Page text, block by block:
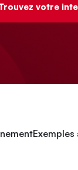
votre
Exemples